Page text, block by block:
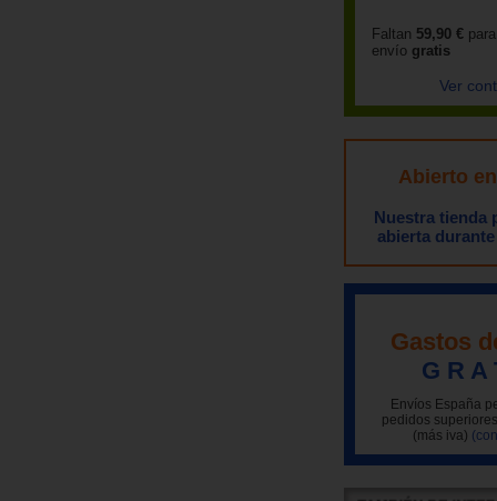
Faltan 59,90 €
envío gratis
Ver
Abierto
Nuestra tienda
abierta
Gastos
G R A
Envíos España
pedidos
(más iva)